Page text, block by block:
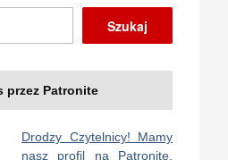
Szukaj
przez Patronite
Drodzy Czytelnicy! Mamy
nasz profil na Patronite.